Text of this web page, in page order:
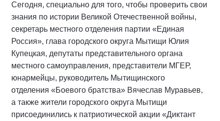
Сегодня, специально для того, чтобы проверить свои
знания по истории Великой Отечественной войны,
секретарь местного отделения партии «Единая
Россия», глава городского округа Мытищи Юлия
Купецкая, депутаты представительного органа
местного самоуправления, представители МГЕР,
юнармейцы, руководитель Мытищинского
отделения «Боевого братства» Вячеслав Муравьев,
а также жители городского округа Мытищи
присоединились к патриотической акции «Диктант